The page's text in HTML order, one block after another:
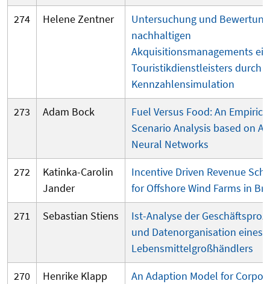
274
Helene Zentner
Untersuchung und
nachhaltigen
Akquisitionsmanagements
Touristikdienstleisters durch
Kennzahlensimulation
273
Adam Bock
Fuel Versus Food: An
Scenario Analysis based on
Neural Networks
272
Katinka-Carolin
Jander
Incentive Driven Revenue
for Offshore Wind Farms in
271
Sebastian Stiens
Ist-Analyse der
und Datenorganisation eines
Lebensmittelgroßhändlers
270
Henrike Klapp
An Adaption Model for